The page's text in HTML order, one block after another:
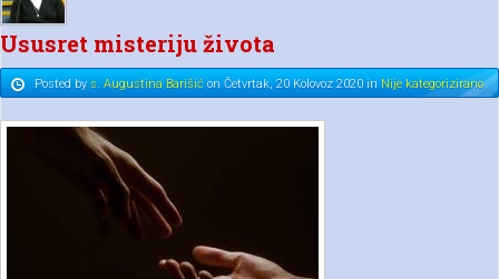
Ususret misteriju života
Posted bys. Augustina Barišić onČetvrtak, 20 Kolovoz 2020 in Nije kategorizirano